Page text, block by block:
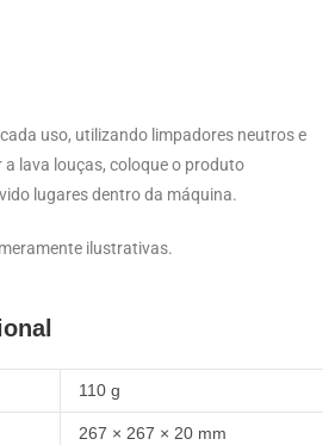
uso, utilizando limpadores neutros e
lava louças, coloque o produto
lugares dentro da máquina.
ilustrativas.
110 g
267 × 267 × 20 mm